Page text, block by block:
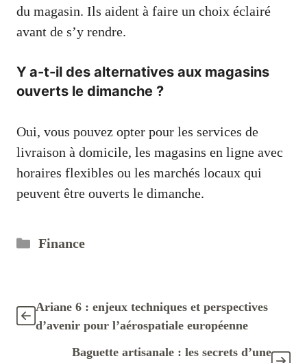
du magasin. Ils aident à faire un choix éclairé
avant de s’y rendre.
Y a-t-il des alternatives aux magasins
ouverts le dimanche ?
Oui, vous pouvez opter pour les services de
livraison à domicile, les magasins en ligne avec
horaires flexibles ou les marchés locaux qui
peuvent être ouverts le dimanche.
Catégories
Finance
Ariane 6 : enjeux techniques et perspectives
d’avenir pour l’aérospatiale européenne
Baguette artisanale : les secrets d’une